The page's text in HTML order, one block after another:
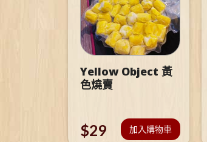
Yellow Object 黃
色燒賣
$29 加入購物車